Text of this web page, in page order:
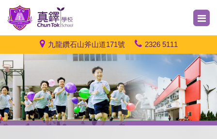
九龍鑽石山斧山道171號 2326 5111